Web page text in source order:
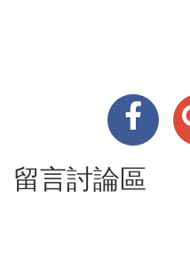
留言討論區